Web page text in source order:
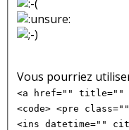
Vous pourriez
<a href="" title=""
<code> <pre
<ins datetime=""